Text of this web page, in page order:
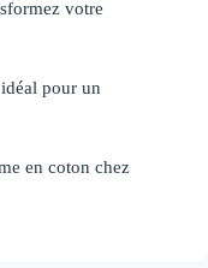
votre
pour un
en coton chez